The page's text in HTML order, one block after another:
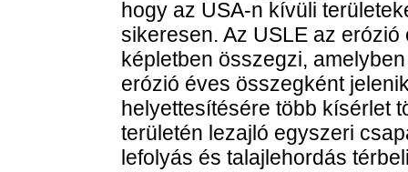
hogy az USA-n kívüli
sikeresen. Az USLE az
képletben összegzi,
erózió éves összegként
helyettesítésére több kísérlet
területén lezajló egyszeri
lefolyás és talajlehordás